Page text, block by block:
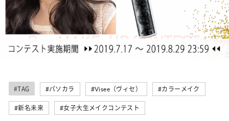
#TAG #パソカラ #Visee（ヴィセ） #カラーメイク
#新名未来 #女子大生メイクコンテスト